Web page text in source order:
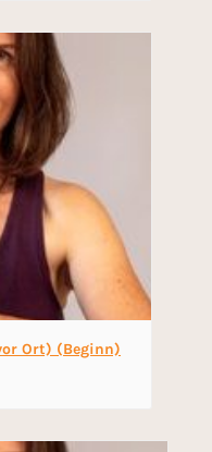
Ort) (Beginn)